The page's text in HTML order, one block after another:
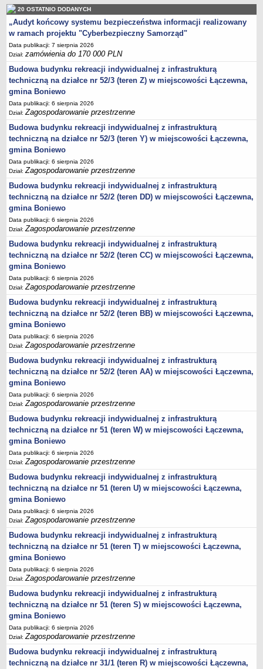
Rejestr działalności regulowanej
Ewidencja udzielonych i cofniętych zezwoleń na prowadzenie
Zbiorowego Zaopatrzenia w Wodę i Zbiorowego Odprowadzania
Ścieków
Rejestr Instytucji Kultury
Zestawienie przedsiębiorców w zakresie opróżniania zbiorników
bezodpływowych lub osadników
FINANSE GMINY
Majątek gminy
Budżet
sprawozdania z wykonania budżetu
Plan postępowań na 2026 rok
Plan postępowań o udzielenie zamówień na rok 2025
Plan postępowań na rok 2024
Plan postępowań o udzielenie zamówień na rok 2022
Plan postępowań w 2021 roku
Plan postępowań o udzielenie zamówień w 2020 roku
Plan postępowań o udzielenie zamówień na 2019
Plan postępowań o udzielenie zamówień w 2018 roku
Plan postępowań o udzielenie zamówień w 2017 roku
Dług publiczny, Pomoc publiczna
Realizacja inwestycji
przetargi
Konkursy
elektronizacja zamówień publicznych
zamówienia do 170 000 PLN
PRAWO LOKALNE
Statut
Uchwały
Projekty uchwał
Zarządzenia
Protokoły
Opłaty i podatki
Zagospodarowanie przestrzenne
Obwieszczenia,Zawiadomienia, sprawozdania ochrony środowiska
Decyzje o środowiskowych uwarunkowaniach
REWITALIZACJA GMINY BONIEWO
PPWOW
Aktualności
konkursy
Podręcznik PPWOW
Plan działania
Strategia Rozwiązywania Problemów Społecznych
Lista osób kluczowych
20 OSTATNIO DODANYCH
„Audyt końcowy systemu bezpieczeństwa informacji realizowany
w ramach projektu "Cyberbezpieczny Samorząd"
Data publikacji: 7 sierpnia 2026
Dział:zamówienia do 170 000 PLN
Budowa budynku rekreacji indywidualnej z infrastrukturą
techniczną na działce nr 52/3 (teren Z) w miejscowości Łączewna,
gmina Boniewo
Data publikacji: 6 sierpnia 2026
Dział:Zagospodarowanie przestrzenne
Budowa budynku rekreacji indywidualnej z infrastrukturą
techniczną na działce nr 52/3 (teren Y) w miejscowości Łączewna,
gmina Boniewo
Data publikacji: 6 sierpnia 2026
Dział:Zagospodarowanie przestrzenne
Budowa budynku rekreacji indywidualnej z infrastrukturą
techniczną na działce nr 52/2 (teren DD) w miejscowości Łączewna,
gmina Boniewo
Data publikacji: 6 sierpnia 2026
Dział:Zagospodarowanie przestrzenne
Budowa budynku rekreacji indywidualnej z infrastrukturą
techniczną na działce nr 52/2 (teren CC) w miejscowości Łączewna,
gmina Boniewo
Data publikacji: 6 sierpnia 2026
Dział:Zagospodarowanie przestrzenne
Budowa budynku rekreacji indywidualnej z infrastrukturą
techniczną na działce nr 52/2 (teren BB) w miejscowości Łączewna,
gmina Boniewo
Data publikacji: 6 sierpnia 2026
Dział:Zagospodarowanie przestrzenne
Budowa budynku rekreacji indywidualnej z infrastrukturą
techniczną na działce nr 52/2 (teren AA) w miejscowości Łączewna,
gmina Boniewo
Data publikacji: 6 sierpnia 2026
Dział:Zagospodarowanie przestrzenne
Budowa budynku rekreacji indywidualnej z infrastrukturą
techniczną na działce nr 51 (teren W) w miejscowości Łączewna,
gmina Boniewo
Data publikacji: 6 sierpnia 2026
Dział:Zagospodarowanie przestrzenne
Budowa budynku rekreacji indywidualnej z infrastrukturą
techniczną na działce nr 51 (teren U) w miejscowości Łączewna,
gmina Boniewo
Data publikacji: 6 sierpnia 2026
Dział:Zagospodarowanie przestrzenne
Budowa budynku rekreacji indywidualnej z infrastrukturą
techniczną na działce nr 51 (teren T) w miejscowości Łączewna,
gmina Boniewo
Data publikacji: 6 sierpnia 2026
Dział:Zagospodarowanie przestrzenne
Budowa budynku rekreacji indywidualnej z infrastrukturą
techniczną na działce nr 51 (teren S) w miejscowości Łączewna,
gmina Boniewo
Data publikacji: 6 sierpnia 2026
Dział:Zagospodarowanie przestrzenne
Budowa budynku rekreacji indywidualnej z infrastrukturą
techniczną na działce nr 31/1 (teren R) w miejscowości Łączewna,